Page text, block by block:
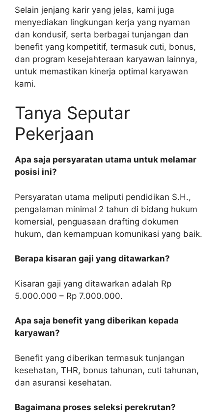
Selain jenjang karir yang jelas, kami juga
menyediakan lingkungan kerja yang nyaman
dan kondusif, serta berbagai tunjangan dan
benefit yang kompetitif, termasuk cuti, bonus,
dan program kesejahteraan karyawan lainnya,
untuk memastikan kinerja optimal karyawan
kami.
Tanya Seputar
Pekerjaan
Apa saja persyaratan utama untuk melamar
posisi ini?
Persyaratan utama meliputi pendidikan S.H.,
pengalaman minimal 2 tahun di bidang hukum
komersial, penguasaan drafting dokumen
hukum, dan kemampuan komunikasi yang baik.
Berapa kisaran gaji yang ditawarkan?
Kisaran gaji yang ditawarkan adalah Rp
5.000.000 – Rp 7.000.000.
Apa saja benefit yang diberikan kepada
karyawan?
Benefit yang diberikan termasuk tunjangan
kesehatan, THR, bonus tahunan, cuti tahunan,
dan asuransi kesehatan.
Bagaimana proses seleksi perekrutan?